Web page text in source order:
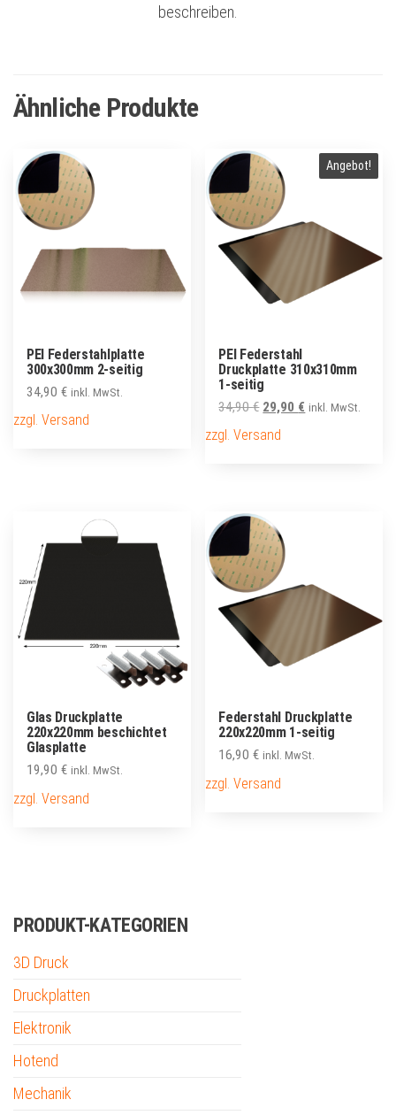
beschreiben.
Ähnliche Produkte
PEI Federstahlplatte
300x300mm 2-seitig
34,90 € inkl. MwSt.
zzgl. Versand
Angebot!
PEI Federstahl
Druckplatte 310x310mm
1-seitig
34,90€ Ursprünglicher
Preis
29,90 € Aktueller
inkl. MwSt.
zzgl. Versand
Glas Druckplatte
220x220mm beschichtet
Glasplatte
19,90 € inkl. MwSt.
zzgl. Versand
Federstahl Druckplatte
220x220mm 1-seitig
16,90€ inkl. MwSt.
zzgl. Versand
PRODUKT-KATEGORIEN
3D Druck
Druckplatten
Elektronik
Hotend
Mechanik